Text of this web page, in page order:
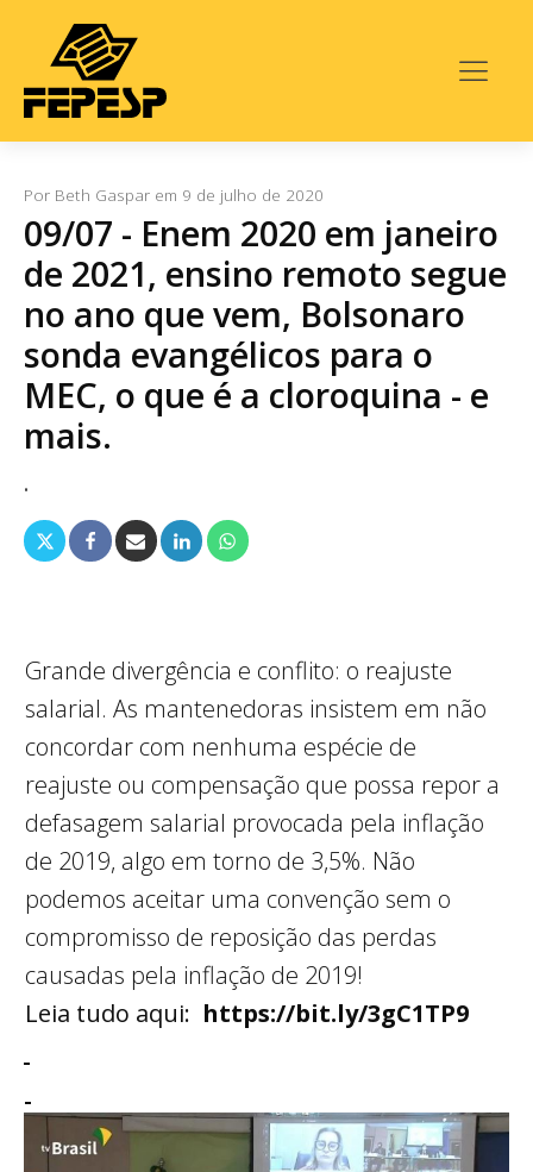
Por Beth Gaspar em 9 de julho de 2020
09/07 - Enem 2020 em janeiro
de 2021, ensino remoto segue
no ano que vem, Bolsonaro
sonda evangélicos para o
MEC, o que é a cloroquina - e
mais.
.
Grande divergência e conflito: o reajuste
salarial. As mantenedoras insistem em não
concordar com nenhuma espécie de
reajuste ou compensação que possa repor a
defasagem salarial provocada pela inflação
de 2019, algo em torno de 3,5%. Não
podemos aceitar uma convenção sem o
compromisso de reposição das perdas
causadas pela inflação de 2019!
Leia tudo aqui: https://bit.ly/3gC1TP9